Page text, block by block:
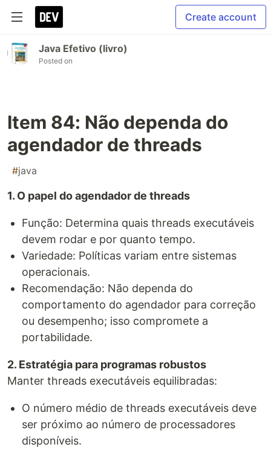
Create account
Java Efetivo (livro)
Posted on
Item 84: Não dependa do
agendador de threads
#java
1. O papel do agendador de threads
Função: Determina quais threads executáveis
devem rodar e por quanto tempo.
Variedade: Políticas variam entre sistemas
operacionais.
Recomendação: Não dependa do
comportamento do agendador para correção
ou desempenho; isso compromete a
portabilidade.
2. Estratégia para programas robustos
Manter threads executáveis equilibradas:
O número médio de threads executáveis deve
ser próximo ao número de processadores
disponíveis.